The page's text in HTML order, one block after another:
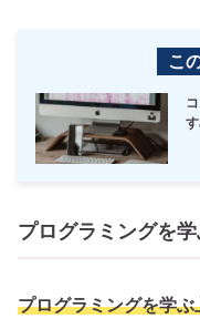
こ
プログラミングを
プログラミングを学